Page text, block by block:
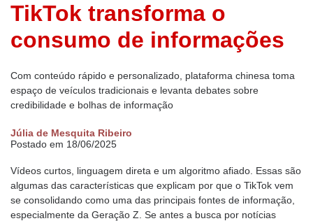
TikTok transforma o
consumo de informações
Com conteúdo rápido e personalizado, plataforma chinesa toma
espaço de veículos tradicionais e levanta debates sobre
credibilidade e bolhas de informação
Júlia de Mesquita Ribeiro
Postado em 18/06/2025
Vídeos curtos, linguagem direta e um algoritmo afiado. Essas são
algumas das características que explicam por que o TikTok vem
se consolidando como uma das principais fontes de informação,
especialmente da Geração Z. Se antes a busca por notícias